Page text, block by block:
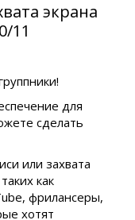
экрана
11
для
сделать
или захвата
как
фрилансеры,
хотят